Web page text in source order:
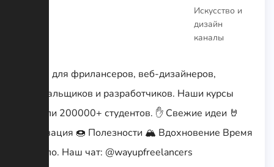
Искусство и
дизайн
каналы
Канал для фрилансеров, веб-дизайнеров,
верстальщиков и разработчиков. Наши курсы
прошли 200000+ студентов. ✋ Свежие идеи 🤘
Мотивация 🍩 Полезности 🏔 Вдохновение Время
пришло. Наш чат: @wayupfreelancers